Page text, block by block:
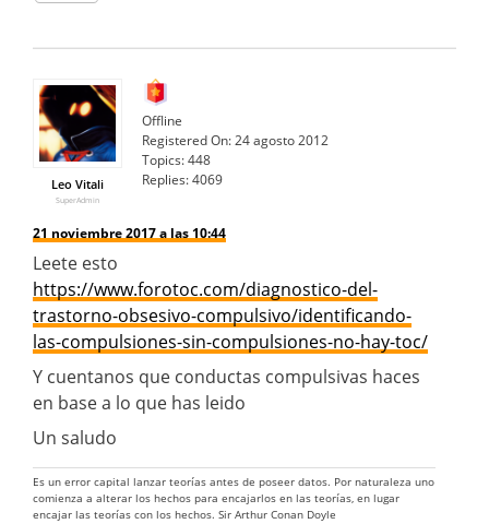
Leo Vitali
SuperAdmin
Offline
Registered On:24 agosto 2012
Topics:448
Replies:4069
21 noviembre 2017 a las 10:44
Leete esto
https://www.forotoc.com/diagnostico-del-
trastorno-obsesivo-compulsivo/identificando-
las-compulsiones-sin-compulsiones-no-hay-toc/
Y cuentanos que conductas compulsivas haces
en base a lo que has leido
Un saludo
Es un error capital lanzar teorías antes de poseer datos. Por naturaleza uno
comienza a alterar los hechos para encajarlos en las teorías, en lugar
encajar las teorías con los hechos. Sir Arthur Conan Doyle